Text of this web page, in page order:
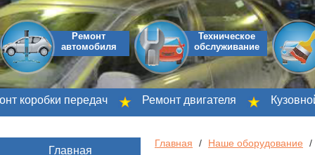
Ремонт
автомобиля
Техническое
обслуживание
передач Ремонт двигателя Кузовной
Главная
Главная / Наше оборудование /